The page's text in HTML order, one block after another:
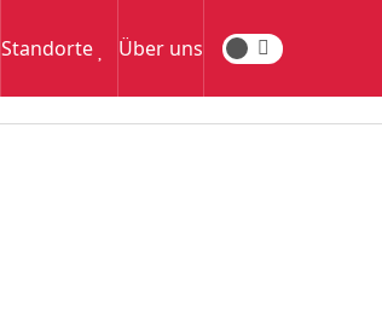
Standorte Über uns